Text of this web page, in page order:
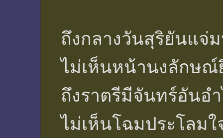
ถึงกลางวันสุริยันแจ่
ไม่เห็นหน้านงลักษ
ถึงราตรีมีจันทร์อันอ
ไม่เห็นโฉมประโลม